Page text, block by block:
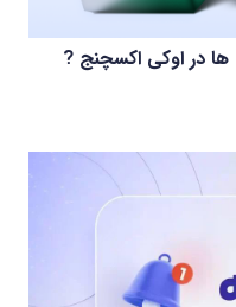
ها در اوکی اکسچنج ?